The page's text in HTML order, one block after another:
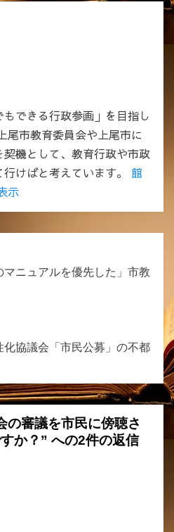
できる行政参画」を目指し
尾市教育委員会や上尾市に
機として、教育行政や市政
けばと考えています。 館
示
マニュアルを優先した」市教
協議会「市民公募」の不都
の審議を市民に傍聴さ
か？” への2件の返信